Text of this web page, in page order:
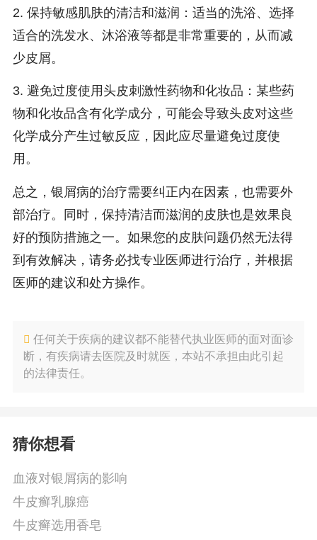
2. 保持敏感肌肤的清洁和滋润：适当的洗浴、选择
适合的洗发水、沐浴液等都是非常重要的，从而减
少皮屑。
3. 避免过度使用头皮刺激性药物和化妆品：某些药
物和化妆品含有化学成分，可能会导致头皮对这些
化学成分产生过敏反应，因此应尽量避免过度使
用。
总之，银屑病的治疗需要纠正内在因素，也需要外
部治疗。同时，保持清洁而滋润的皮肤也是效果良
好的预防措施之一。如果您的皮肤问题仍然无法得
到有效解决，请务必找专业医师进行治疗，并根据
医师的建议和处方操作。
任何关于疾病的建议都不能替代执业医师的面对面诊
断，有疾病请去医院及时就医，本站不承担由此引起
的法律责任。
猜你想看
血液对银屑病的影响
牛皮癣乳腺癌
牛皮癣选用香皂